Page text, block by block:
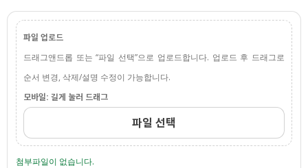
파일 업로드
드래그앤드롭 또는 “파일 선택”으로 업로드합니다. 업로드 후 드래그로
순서 변경, 삭제/설명 수정이 가능합니다.
모바일: 길게 눌러 드래그
파일 선택
첨부파일이 없습니다.